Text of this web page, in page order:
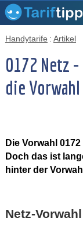
Handytarife : Artikel
0172 Netz
die
Die Vorwahl
Doch das ist
hinter der
Netz-